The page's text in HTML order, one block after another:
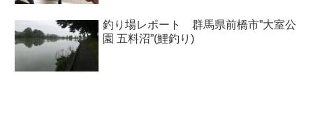
釣り場レポート 群馬県前橋市”大室公
園 五料沼”(鯉釣り)